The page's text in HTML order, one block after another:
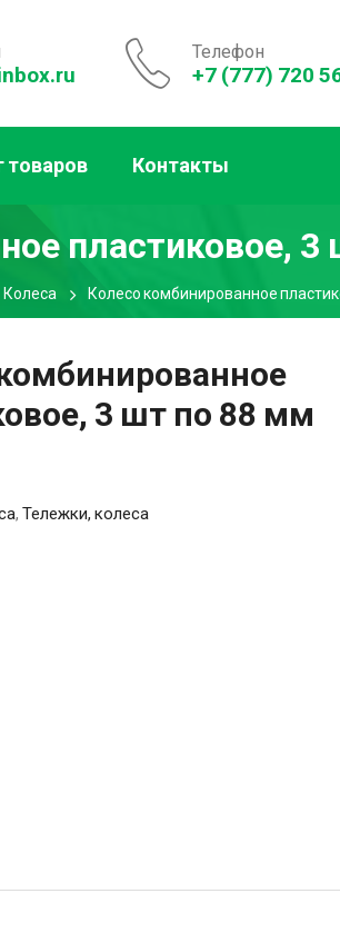
Телефон
+7 (777) 720
товаров Контакты
пластиковое,
Колеса Колесо комбинированное
3 шт по 88 мм
, Тележки, колеса